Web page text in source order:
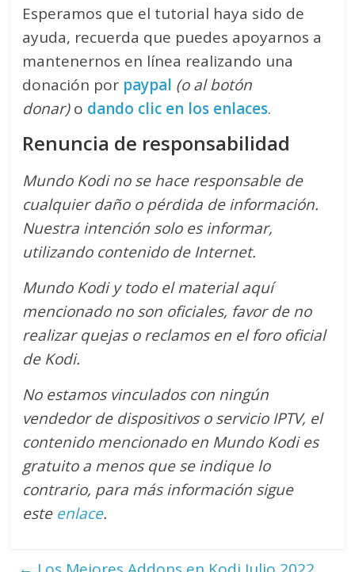
Esperamos que el tutorial haya sido de
ayuda, recuerda que puedes apoyarnos a
mantenernos en línea realizando una
donación por paypal (o al botón
donar)o dando clic en los enlaces.
Renuncia de responsabilidad
Mundo Kodi no se hace responsable de
cualquier daño o pérdida de información.
Nuestra intención solo es informar,
utilizando contenido de Internet.
Mundo Kodi y todo el material aquí
mencionado no son oficiales, favor de no
realizar quejas o reclamos en el foro oficial
de Kodi.
No estamos vinculados con ningún
vendedor de dispositivos o servicio IPTV, el
contenido mencionado en Mundo Kodi es
gratuito a menos que se indique lo
contrario, para más información sigue
este enlace.